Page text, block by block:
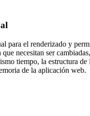
para el renderizado y
necesitan ser cambiadas,
tiempo, la estructura de
de la aplicación web.